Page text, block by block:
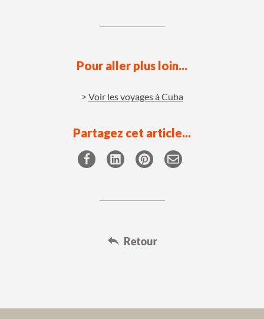
Pour aller plus loin...
Voir les voyages à Cuba
Partagez cet article...